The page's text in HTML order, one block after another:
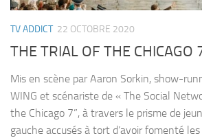
TV ADDICT 22 OCTOBRE 2020
THE TRIAL OF THE CHICAGO
Mis en scène par Aaron Sorkin, show-
WING et scénariste de « The Social
the Chicago 7”, à travers le prisme de
gauche accusés à tort d’avoir fomenté